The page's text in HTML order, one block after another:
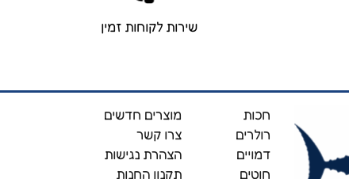
שירות לקוחות זמין
חכות
רולרים
דמויים
חוטים
מוצרים חדשים
צרו קשר
הצהרת נגישות
תקנון החנות